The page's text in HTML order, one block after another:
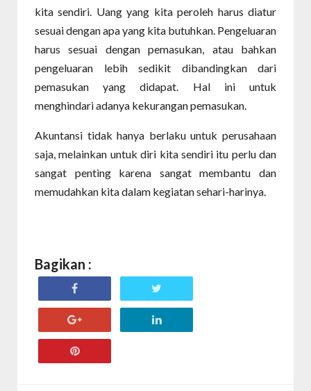
kita sendiri. Uang yang kita peroleh harus diatur
sesuai dengan apa yang kita butuhkan. Pengeluaran
harus sesuai dengan pemasukan, atau bahkan
pengeluaran lebih sedikit dibandingkan dari
pemasukan yang didapat. Hal ini untuk
menghindari adanya kekurangan pemasukan.
Akuntansi tidak hanya berlaku untuk perusahaan
saja, melainkan untuk diri kita sendiri itu perlu dan
sangat penting karena sangat membantu dan
memudahkan kita dalam kegiatan sehari-harinya.
Bagikan :